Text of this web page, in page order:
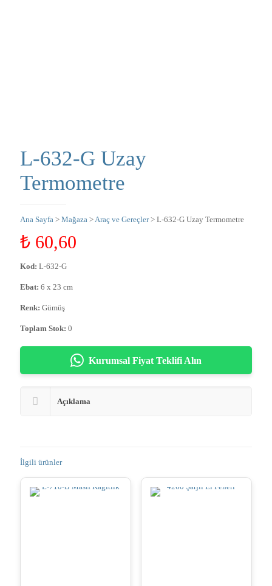
L-632-G Uzay
Termometre
Ana Sayfa > Mağaza >Araç ve Gereçler> L-632-G Uzay Termometre
₺ 60,60
Kod: L-632-G
Ebat: 6 x 23 cm
Renk: Gümüş
Toplam Stok: 0
Kurumsal Fiyat Teklifi Alın
Açıklama
İlgili ürünler